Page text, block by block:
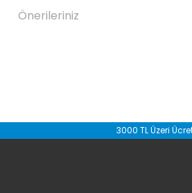
Önerileriniz
Bu ürüne ilk yorumu siz yapın!3000 TL Üzeri